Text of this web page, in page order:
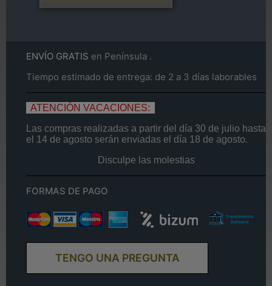
ENVÍO GRATIS en Península .
Tiempo estimado de entrega: de 2 a 3 días laborables
ATENCIÓN VACACIONES:
Las compras realizadas a partir del día 30 de julio hasta
el 14 de agosto serán enviadas el día 18 de agosto.
Disculpe las molestias
FORMAS DE PAGO
TENGO UNA PREGUNTA